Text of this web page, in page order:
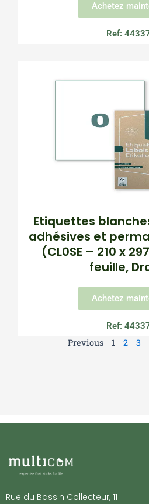
Achetez
Ref:
Etiquettes
adhésives et
(CL0SE – 210 x
feuille,
Achetez
Ref:
Previous 1 2 3
Rue du Bassin Collecteur, 11